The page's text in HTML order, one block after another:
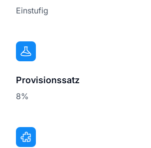
Einstufig
Provisionssatz
8%